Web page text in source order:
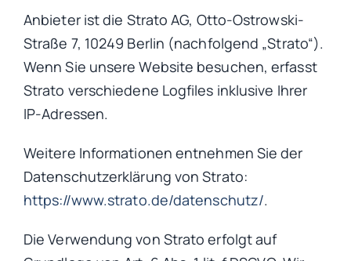
Anbieter ist die Strato AG, Otto-Ostrowski-
Straße 7, 10249 Berlin (nachfolgend „Strato“).
Wenn Sie unsere Website besuchen, erfasst
Strato verschiedene Logfiles inklusive Ihrer
IP-Adressen.
Weitere Informationen entnehmen Sie der
Datenschutzerklärung von Strato:
https://www.strato.de/datenschutz/.
Die Verwendung von Strato erfolgt auf